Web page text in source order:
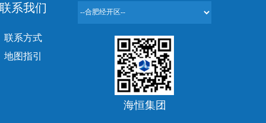
系我们
联系方式
地图指引
海恒集团